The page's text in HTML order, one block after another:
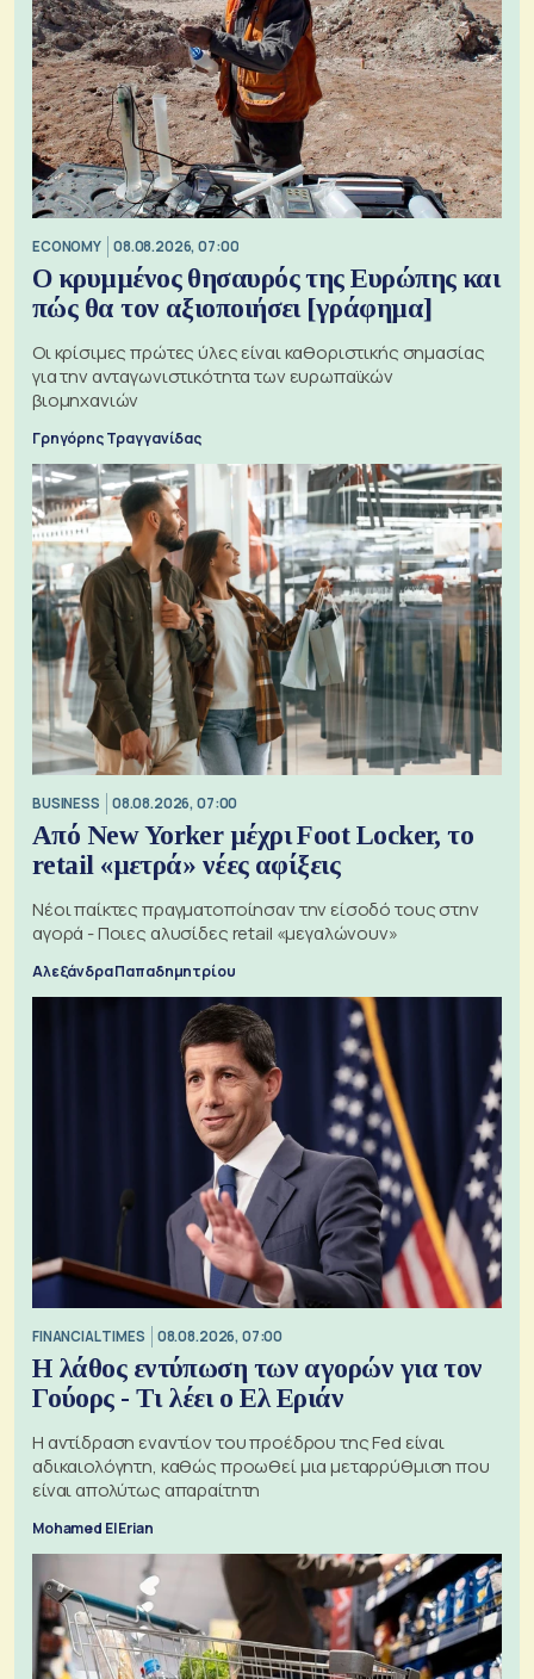
ECONOMY 08.08.2026, 07:00
Ο κρυμμένος θησαυρός της Ευρώπης και
πώς θα τον αξιοποιήσει [γράφημα]
Οι κρίσιμες πρώτες ύλες είναι καθοριστικής σημασίας
για την ανταγωνιστικότητα των ευρωπαϊκών
βιομηχανιών
Γρηγόρης Τραγγανίδας
BUSINESS 08.08.2026, 07:00
Από New Yorker μέχρι Foot Locker, το
retail «μετρά» νέες αφίξεις
Νέοι παίκτες πραγματοποίησαν την είσοδό τους στην
αγορά - Ποιες αλυσίδες retail «μεγαλώνουν»
Αλεξάνδρα Παπαδημητρίου
FINANCIAL TIMES 08.08.2026, 07:00
Η λάθος εντύπωση των αγορών για τον
Γούορς - Τι λέει ο Ελ Εριάν
Η αντίδραση εναντίον του προέδρου της Fed είναι
αδικαιολόγητη, καθώς προωθεί μια μεταρρύθμιση που
είναι απολύτως απαραίτητη
Mohamed El Erian